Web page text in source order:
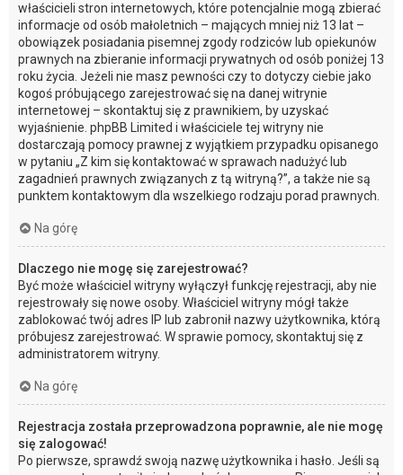
właścicieli stron internetowych, które potencjalnie mogą zbierać
informacje od osób małoletnich – mających mniej niż 13 lat –
obowiązek posiadania pisemnej zgody rodziców lub opiekunów
prawnych na zbieranie informacji prywatnych od osób poniżej 13
roku życia. Jeżeli nie masz pewności czy to dotyczy ciebie jako
kogoś próbującego zarejestrować się na danej witrynie
internetowej – skontaktuj się z prawnikiem, by uzyskać
wyjaśnienie. phpBB Limited i właściciele tej witryny nie
dostarczają pomocy prawnej z wyjątkiem przypadku opisanego
w pytaniu „Z kim się kontaktować w sprawach nadużyć lub
zagadnień prawnych związanych z tą witryną?”, a także nie są
punktem kontaktowym dla wszelkiego rodzaju porad prawnych.
Na górę
Dlaczego nie mogę się zarejestrować?
Być może właściciel witryny wyłączył funkcję rejestracji, aby nie
rejestrowały się nowe osoby. Właściciel witryny mógł także
zablokować twój adres IP lub zabronił nazwy użytkownika, którą
próbujesz zarejestrować. W sprawie pomocy, skontaktuj się z
administratorem witryny.
Na górę
Rejestracja została przeprowadzona poprawnie, ale nie mogę
się zalogować!
Po pierwsze, sprawdź swoją nazwę użytkownika i hasło. Jeśli są